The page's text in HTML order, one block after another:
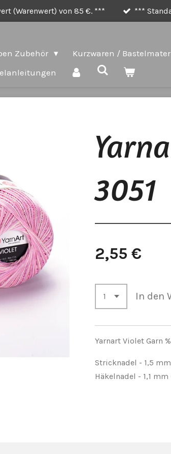
(Warenwert) von 85 €. *** ***
Zubehör Kurzwaren /
3051
2,55 €
In den
Yarnart Violet Garn
Stricknadel - 1,5
Häkelnadel - 1,1